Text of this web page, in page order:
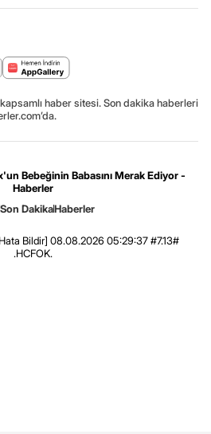
haber sitesi. Son dakika haberleri
Bebeğinin Babasını Merak Ediyor -
Haberler
Son DakikaHaberler
Bildir] 08.08.2026 05:29:37 #7.13#
.HCFOK.